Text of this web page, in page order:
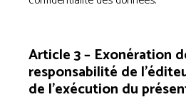
Article 3 – Exonération
responsabilité de
de l’exécution du